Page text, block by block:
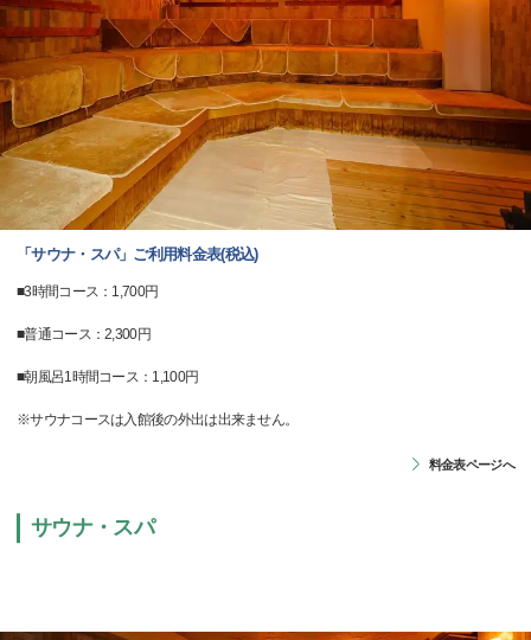
「サウナ・スパ」ご利用料金表(税込)
■3時間コース：1,700円
■普通コース：2,300円
■朝風呂1時間コース：1,100円
※サウナコースは入館後の外出は出来ません。
料金表ページへ
サウナ・スパ